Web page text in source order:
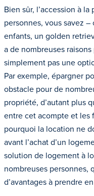
Bien sûr, l’accession à
personnes, vous savez
enfants, un golden
a de nombreuses
simplement pas une
Par exemple, épargner
obstacle pour de
propriété, d’autant plus
entre cet acompte et les
pourquoi la location ne
avant l’achat d’un
solution de logement à
nombreuses personnes,
d’avantages à prendre